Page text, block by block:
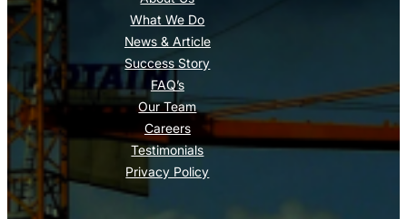
What We Do
News & Article
Success Story
FAQ’s
Our Team
Careers
Testimonials
Privacy Policy